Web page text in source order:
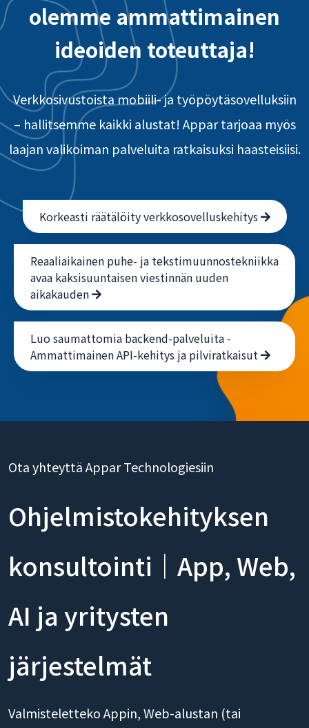
olemme ammattimainen
ideoiden toteuttaja!
Verkkosivustoista mobiili- ja työpöytäsovelluksiin
– hallitsemme kaikki alustat! Appar tarjoaa myös
laajan valikoiman palveluita ratkaisuksi haasteisiisi.
Korkeasti räätälöity verkkosovelluskehitys
Reaaliaikainen puhe- ja tekstimuunnostekniikka
avaa kaksisuuntaisen viestinnän uuden
aikakauden
Luo saumattomia backend-palveluita -
Ammattimainen API-kehitys ja pilviratkaisut
Ota yhteyttä Appar Technologiesiin
Ohjelmistokehityksen
konsultointi｜App, Web,
AI ja yritysten
järjestelmät
Valmisteletteko Appin, Web-alustan (tai